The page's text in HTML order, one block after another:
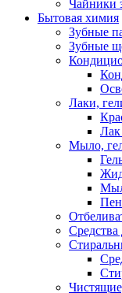
Чайники
Бытовая химия
Зубные
Зубные
Лаки,
Лак
Мыло,
Средства